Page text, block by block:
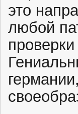
это
любой